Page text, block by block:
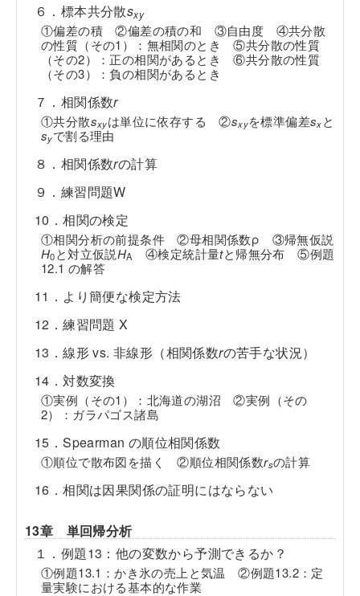
６．標本共分散sxy
①偏差の積 ②偏差の積の和 ③自由度 ④共分散
の性質（その1）：無相関のとき ⑤共分散の性質
（その2）：正の相関があるとき ⑥共分散の性質
（その3）：負の相関があるとき
７．相関係数r
①共分散sxyは単位に依存する ②sxyを標準偏差sxと
syで割る理由
８．相関係数rの計算
９．練習問題W
10．相関の検定
①相関分析の前提条件 ②母相関係数ρ ③帰無仮説
H0と対立仮説HA ④検定統計量tと帰無分布 ⑤例題
12.1 の解答
11．より簡便な検定方法
12．練習問題 X
13．線形 vs. 非線形（相関係数rの苦手な状況）
14．対数変換
①実例（その1）：北海道の湖沼 ②実例（その
2）：ガラパゴス諸島
15．Spearman の順位相関係数
①順位で散布図を描く ②順位相関係数rsの計算
16．相関は因果関係の証明にはならない
13章 単回帰分析
１．例題13：他の変数から予測できるか？
①例題13.1：かき氷の売上と気温 ②例題13.2：定
量実験における基本的な作業